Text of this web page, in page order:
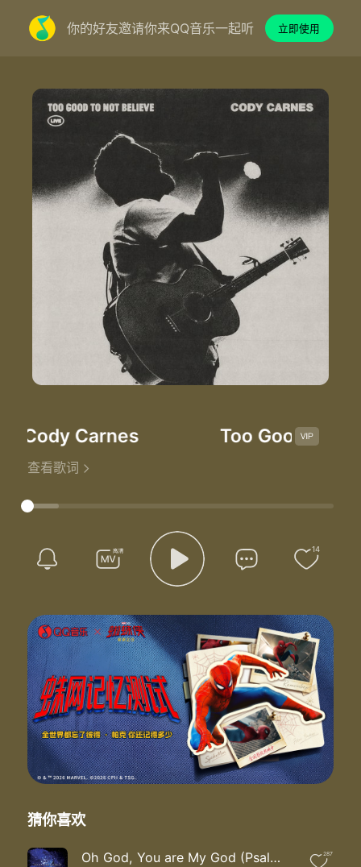
你的好友邀请你来QQ音乐一起听 立即使用
Carnes Too Good To
查看歌词
14
猜你喜欢
Oh God, You are My God (Psalm 63) 287